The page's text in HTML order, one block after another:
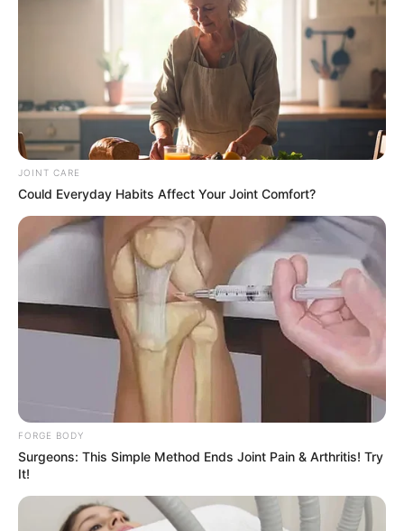
Hidden Sins: 15 Bible Prohibited Acts We All
Commit!
BRAINBERRIES
Who Will Be the Next James Bond? Here's What
We Know So Far
BRAINBERRIES
JOINT CARE
Could Everyday Habits Affect Your Joint Comfort?
FORGE BODY
Surgeons: This Simple Method Ends Joint Pain & Arthritis! Try
It!